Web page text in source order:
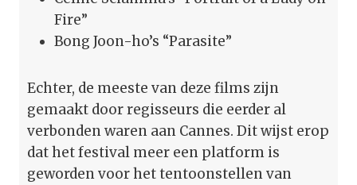
Fire”
Bong Joon-ho’s “Parasite”
Echter, de meeste van deze films zijn
gemaakt door regisseurs die eerder al
verbonden waren aan Cannes. Dit wijst erop
dat het festival meer een platform is
geworden voor het tentoonstellen van